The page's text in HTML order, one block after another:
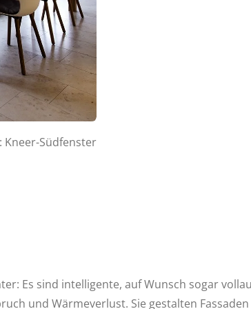
Kneer-Südfenster
Es sind intelligente, auf Wunsch sogar
und Wärmeverlust. Sie gestalten